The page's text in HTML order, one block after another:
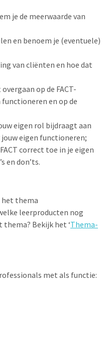
je de meerwaarde van
en benoem je (eventuele)
van cliënten en hoe dat
op de FACT-
en op de
eigen rol bijdraagt aan
eigen functioneren;
correct toe in je eigen
en don’ts.
het thema
leerproducten nog
Bekijk het ‘Thema-
met als functie: